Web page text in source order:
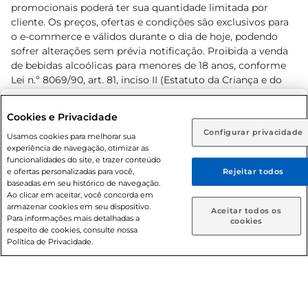
Rio de Janeiro (RJ) Goiás (GO)
Ou
Caso queira comprar online, informe como deseja receber
suas compras:
Entrega em casa Retire em Loja
promocionais poderá ter sua quantidade limitada por
cliente. Os preços, ofertas e condições são exclusivos para
o e-commerce e válidos durante o dia de hoje, podendo
sofrer alterações sem prévia notificação. Proibida a venda
de bebidas alcoólicas para menores de 18 anos, conforme
Lei n.º 8069/90, art. 81, inciso II (Estatuto da Criança e do
Adolescente). Preços e condições exclusivos para o
prévio. O valor mínimo para as compras on-line é de R$
80,00.
© 2026 Copyright. Todos os direitos
reservados Prezunic.
Cookies e Privacidade
Usamos cookies para melhorar sua
experiência de navegação, otimizar as
funcionalidades do site, e trazer conteúdo
e ofertas personalizadas para você,
baseadas em seu histórico de navegação.
Ao clicar em aceitar, você concorda em
armazenar cookies em seu dispositivo.
Para informações mais detalhadas a
respeito de cookies, consulte nossa
Política de Privacidade.
Configurar privacidade
Rejeitar todos
Aceitar todos os
cookies